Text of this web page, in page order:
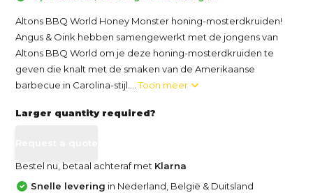
Altons BBQ World Honey Monster honing-mosterdkruiden!
Angus & Oink hebben samengewerkt met de jongens van
Altons BBQ World om je deze honing-mosterdkruiden te
geven die knalt met de smaken van de Amerikaanse
barbecue in Carolina-stijl....Toon meer
Larger quantity required?
Bestel nu, betaal achteraf met Klarna
Snelle levering in Nederland, België & Duitsland